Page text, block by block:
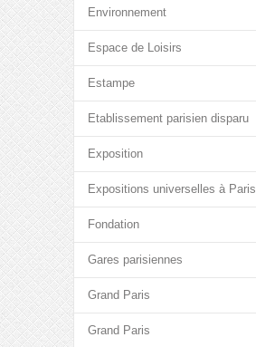
Environnement
Espace de Loisirs
Estampe
Etablissement parisien disparu
Exposition
Expositions universelles à Paris
Fondation
Gares parisiennes
Grand Paris
Grand Paris